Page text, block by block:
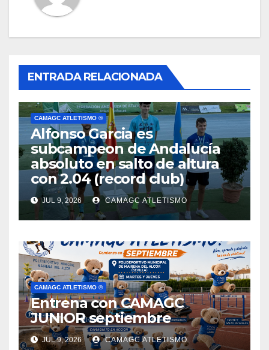
ENTRADA RELACIONADA
CAMAGC ATLETISMO ®
Alfonso Garcia es
subcampeon de Andalucía
absoluto en salto de altura
con 2.04 (record club)
JUL 9, 2026 CAMAGC ATLETISMO
CAMAGC ATLETISMO ®
Entrena con CAMAGC
JUNIOR septiembre
JUL 9, 2026 CAMAGC ATLETISMO